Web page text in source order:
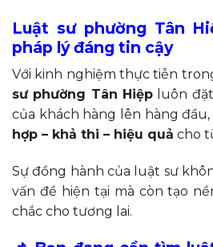
Luật sư phường Tân
pháp lý đáng tin cậy
Với kinh nghiệm thực tiễn
sư phường Tân Hiệp luôn
của khách hàng lên hàng đầu,
hợp – khả thi – hiệu quả cho
Sự đồng hành của luật sư
vấn đề hiện tại mà còn tạo
chắc cho tương lai.